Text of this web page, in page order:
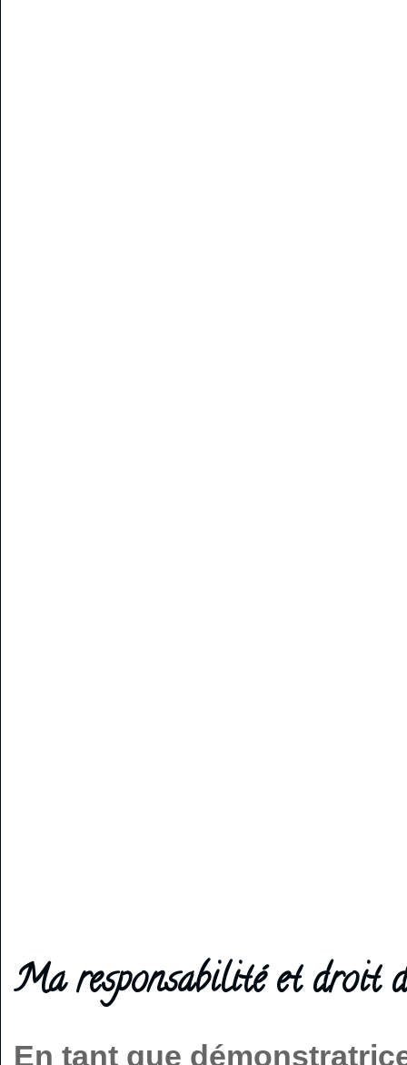
Ma responsabilité et droit
En tant que